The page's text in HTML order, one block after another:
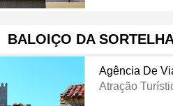
BALOIÇO DA
Agência De
Atração